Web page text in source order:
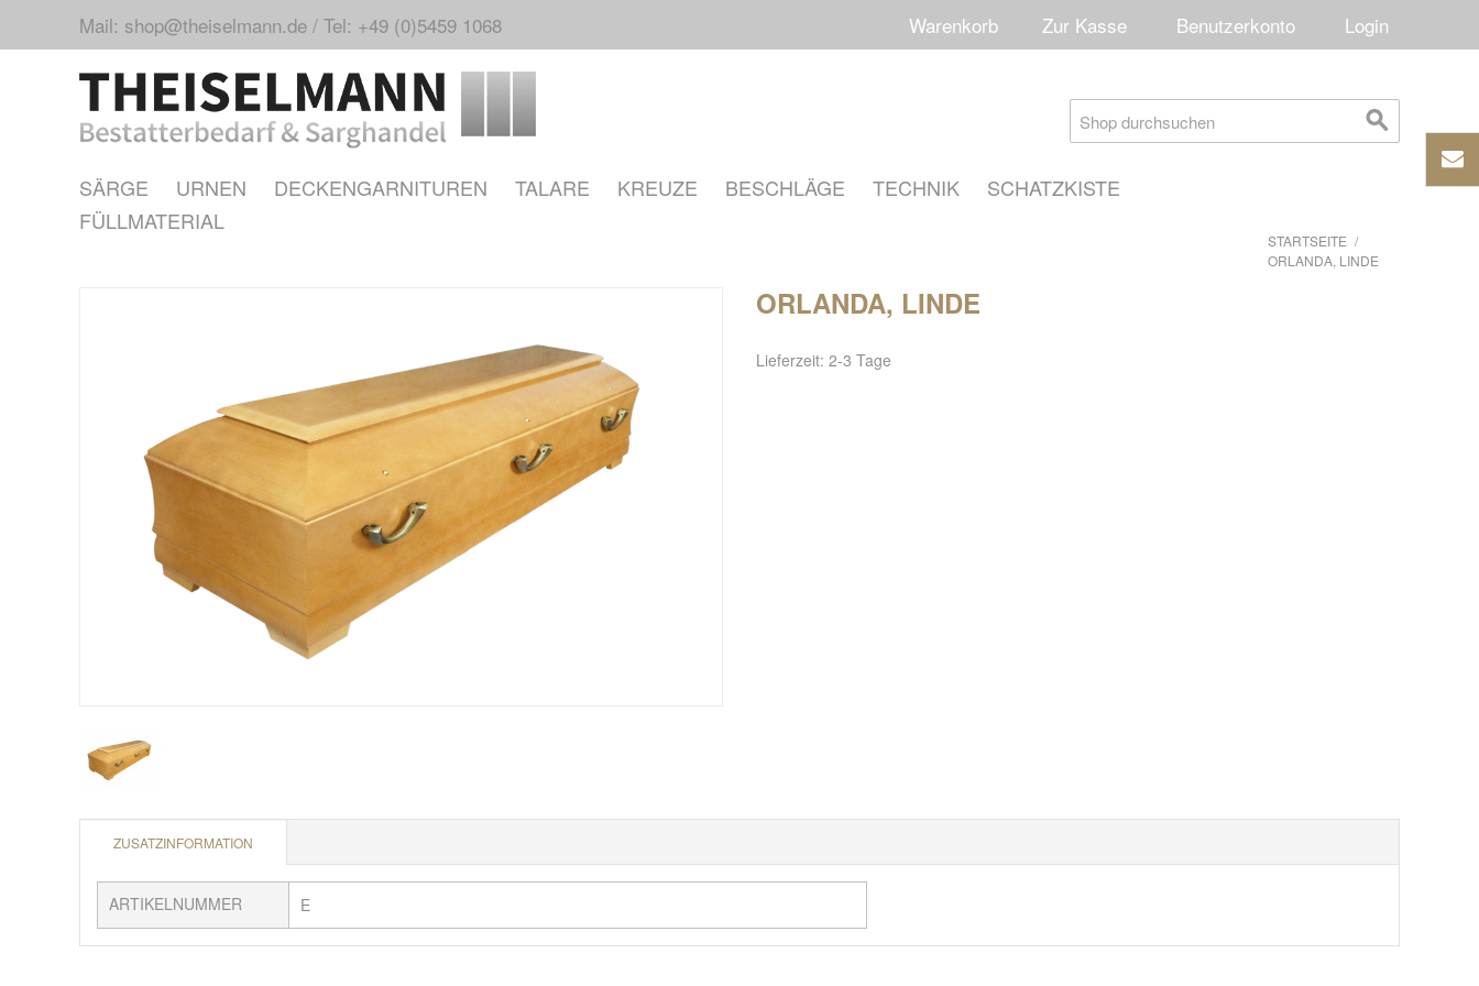
Mail: shop@theiselmann.de / Tel: +49 (0)5459 1068 Warenkorb Zur Kasse Benutzerkonto Login
SÄRGE URNEN DECKENGARNITUREN TALARE KREUZE BESCHLÄGE TECHNIK
SCHATZKISTE
FÜLLMATERIAL
STARTSEITE /
ORLANDA, LINDE
ORLANDA, LINDE
Lieferzeit: 2-3 Tage
ZUSATZINFORMATION
ARTIKELNUMMER E